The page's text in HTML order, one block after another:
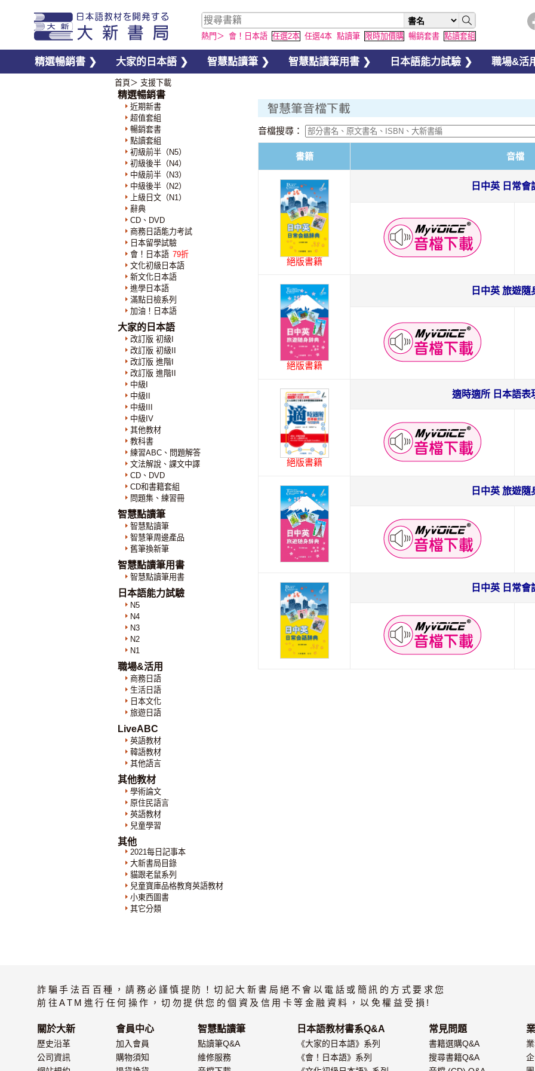
熱門＞ 會！日本語 任選2本 任選4本 點讀筆 限時加價購 暢銷套書 點讀套組
精選暢銷書 ❯ 大家的日本語 ❯ 智慧點讀筆 ❯ 智慧點讀筆用書 ❯ 日本語能力試驗 ❯ 職場&活
首頁 ＞ 支援下載
精選暢銷書
近期新書
超值套組
暢銷套書
點讀套組
初級前半（N5）
初級後半（N4）
中級前半（N3）
中級後半（N2）
上級日文（N1）
辭典
CD、DVD
商務日語能力考試
日本留學試驗
會！日本語 79折
文化初級日本語
新文化日本語
進學日本語
滿點日檢系列
加油！日本語
大家的日本語
改訂版 初級I
改訂版 初級II
改訂版 進階I
改訂版 進階II
中級I
中級II
中級III
中級IV
其他教材
教科書
練習ABC、問題解答
文法解說、課文中譯
CD、DVD
CD和書籍套組
問題集、練習冊
智慧點讀筆
智慧點讀筆
智慧筆周邊產品
舊筆換新筆
智慧點讀筆用書
智慧點讀筆用書
日本語能力試驗
N5
N4
N3
N2
N1
職場&活用
商務日語
生活日語
日本文化
旅遊日語
LiveABC
英語教材
韓語教材
其他語言
其他教材
學術論文
原住民語言
英語教材
兒童學習
其他
2021每日記事本
大新書局目錄
貓跟老鼠系列
兒童寶庫品格教育英語教材
小東西圖書
其它分類
音檔搜尋：
書籍 音檔
絕版書籍
日中英 日常會
絕版書籍
日中英 旅遊隨
絕版書籍
適時適所 日本語表
日中英 旅遊隨
日中英 日常會
詐騙手法百百種，請務必謹慎提防！切記大新書局絕不會以電話或簡訊的方式要求您
前往ATM進行任何操作，切勿提供您的個資及信用卡等金融資料，以免權益受損!
關於大新
歷史沿革
公司資訊
會員中心
加入會員
購物須知
智慧點讀筆
點讀筆Q&A
維修服務
日本語教材書系Q&A
《大家的日本語》系列
《會！日本語》系列
常見問題
書籍選購Q&A
搜尋書籍Q&A